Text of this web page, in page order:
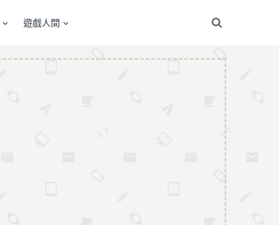
遊戲人間